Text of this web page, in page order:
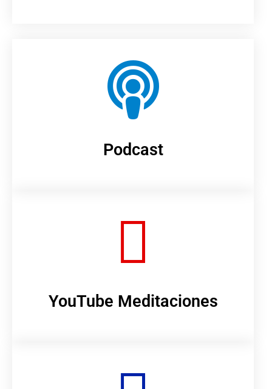
Podcast
YouTube Meditaciones